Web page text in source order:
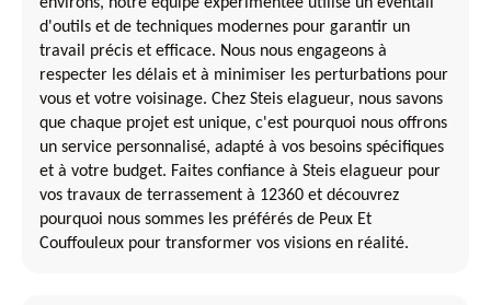
d'outils et de techniques modernes pour garantir un
travail précis et efficace. Nous nous engageons à
respecter les délais et à minimiser les perturbations pour
vous et votre voisinage. Chez Steis elagueur, nous savons
que chaque projet est unique, c'est pourquoi nous offrons
un service personnalisé, adapté à vos besoins spécifiques
et à votre budget. Faites confiance à Steis elagueur pour
vos travaux de terrassement à 12360 et découvrez
pourquoi nous sommes les préférés de Peux Et
Couffouleux pour transformer vos visions en réalité.